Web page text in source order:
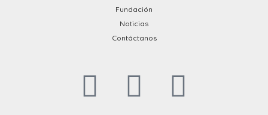
Fundación
Noticias
Contáctanos